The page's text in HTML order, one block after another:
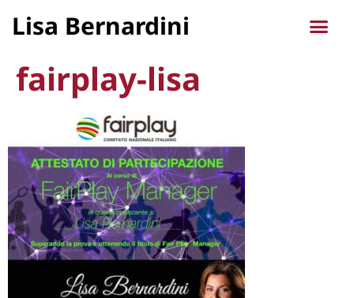
Lisa Bernardini
fairplay-lisa